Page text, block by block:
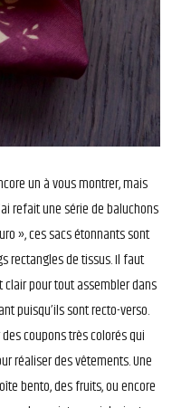
un à vous montrer, mais
refait une série de baluchons
», ces sacs étonnants sont
rectangles de tissus. Il faut
clair pour tout assembler dans
puisqu’ils sont recto-verso.
coupons très colorés qui
réaliser des vêtements. Une
bento, des fruits, ou encore